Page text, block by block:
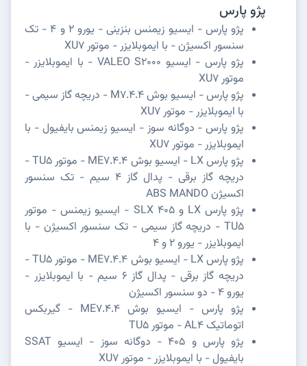
پژو پارس
پژو پارس - ایسیو زیمنس بنزینی - یورو 2 و 4 - تک
سنسور اکسیژن - با ایموبلایزر - موتور XU7
پژو پارس - ایسیو VALEO S2000 - با ایموبلایزر -
موتور XU7
پژو پارس - ایسیو بوش M7.4.4 - دریچه گاز سیمی -
با ایموبلایزر - موتور XU7
پژو پارس - دوگانه سوز - ایسیو زیمنس بایفیول - با
ایموبلایزر - موتور XU7
پژو پارس LX - ایسیو بوش ME7.4.4 - موتور TU5 -
دریچه گاز برقی - پدال گاز 4 سیم - تک سنسور
اکسیژن ABS MANDO
پژو پارس LX و SLX 405 - ایسیو زیمنس - موتور
TU5 - دریچه گاز سیمی - تک سنسور اکسیژن - با
ایموبلایزر - یورو 2 و 4
پژو پارس LX - ایسیو بوش ME7.4.4 - موتور TU5 -
دریچه گاز برقی - پدال گاز 6 سیم - با ایموبلایزر -
یورو 4 - دو سنسور اکسیژن
پژو پارس - ایسیو بوش ME7.4.4 - گیربکس
اتوماتیک AL4 - موتور TU5
پژو پارس و 405 - دوگانه سوز - ایسیو SSAT
بایفیول - با ایموبلایزر - موتور XU7